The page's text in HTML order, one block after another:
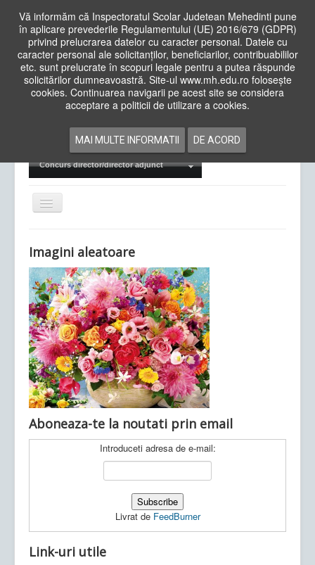
Vă informăm că Inspectoratul Scolar Judetean Mehedinti pune
în aplicare prevederile Regulamentului (UE) 2016/679 (GDPR)
privind prelucrarea datelor cu caracter personal. Datele cu
caracter personal ale solicitanților, beneficiarilor, contribuabililor
etc. sunt prelucrate în scopuri legale pentru a putea răspunde
solicitărilor dumneavoastră. Site-ul www.mh.edu.ro folosește
cookies. Continuarea navigarii pe acest site se considera
acceptare a politicii de utilizare a cookies.
MAI MULTE INFORMATII DE ACORD
Cauta
in
siteAcasa Cadre Didactice
Examene Naționale
Concurs director/director adjunct
Comută
navigarea
Ultimele articole: Vi, 04.11.2022 -Inspectoratul Școlar
Județean Mehedinți
Imagini aleatoare
Aboneaza-te la noutati prin email
Introduceti adresa de e-mail:
Livrat de FeedBurner
Link-uri utile